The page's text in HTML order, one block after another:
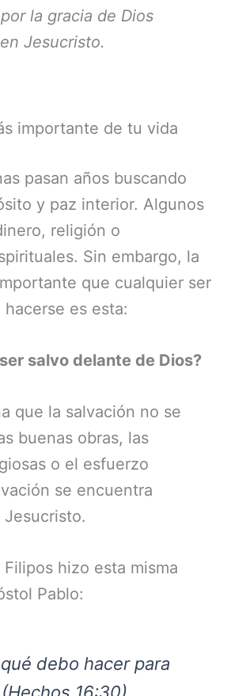
la gracia de Dios
Jesucristo.
importante de tu vida
pasan años buscando
y paz interior. Algunos
religión o
Sin embargo, la
que cualquier ser
es esta:
salvo delante de Dios?
que la salvación no se
buenas obras, las
o el esfuerzo
se encuentra
hizo esta misma
Pablo:
debo hacer para